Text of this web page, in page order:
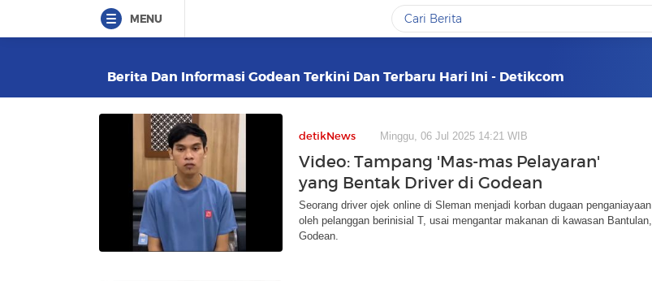
MENU
Berita Dan Informasi Godean Terkini Dan Terbaru Hari Ini - Detikcom
detikNews Minggu, 06 Jul 2025 14:21 WIB
Video: Tampang 'Mas-mas Pelayaran'
yang Bentak Driver di Godean
Seorang driver ojek online di Sleman menjadi korban dugaan penganiayaan
oleh pelanggan berinisial T, usai mengantar makanan di kawasan Bantulan,
Godean.